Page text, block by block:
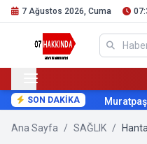
7 Ağustos 2026, Cuma
SON DAKİKA
Ana Sayfa / SAĞLIK /